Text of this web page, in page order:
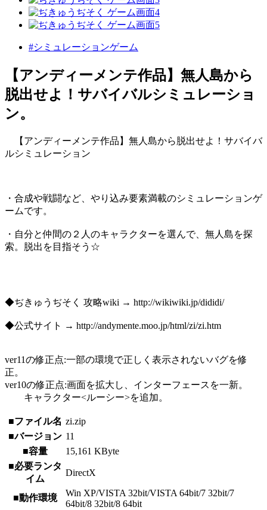
#シミュレーションゲーム
【アンディーメンテ作品】無人島から
脱出せよ！サバイバルシミュレーショ
ン。
【アンディーメンテ作品】無人島から脱出せよ！サバイバ
ルシミュレーション
・合成や戦闘など、やり込み要素満載のシミュレーションゲ
ームです。
・自分と仲間の２人のキャラクターを選んで、無人島を探
索。脱出を目指そう☆
◆ぢきゅうぢそく 攻略wiki → http://wikiwiki.jp/dididi/
◆公式サイト → http://andymente.moo.jp/html/zi/zi.htm
ver11の修正点:一部の環境で正しく表示されないバグを修
正。
ver10の修正点:画面を拡大し、インターフェースを一新。
キャラクター<ルーシー>を追加。
■ファイル名 zi.zip
■バージョン 11
■容量
15,161 KByte
■必要ランタ
イム
DirectX
■動作環境
Win XP/VISTA 32bit/VISTA 64bit/7 32bit/7
64bit/8 32bit/8 64bit